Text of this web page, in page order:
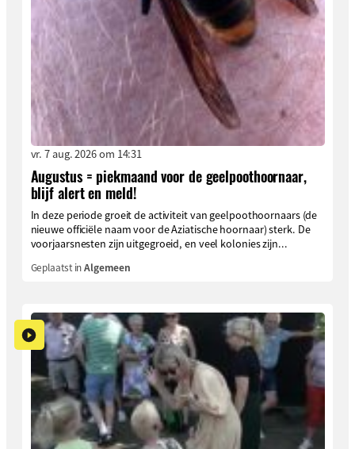
vr. 7 aug. 2026 om 14:31
Augustus = piekmaand voor de geelpoothoornaar,
blijf alert en meld!
In deze periode groeit de activiteit van geelpoothoornaars (de
nieuwe officiële naam voor de Aziatische hoornaar) sterk. De
voorjaarsnesten zijn uitgegroeid, en veel kolonies zijn...
Geplaatst inAlgemeen